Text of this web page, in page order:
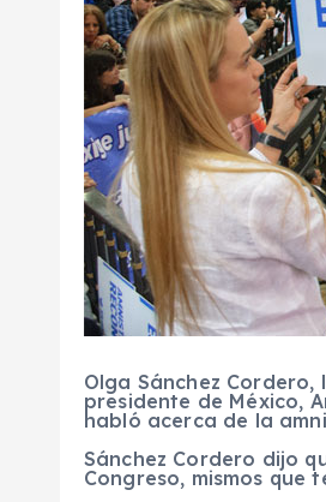
Olga Sánchez
presidente de México,
habló acerca de la
Sánchez Cordero dijo
Congreso, mismos